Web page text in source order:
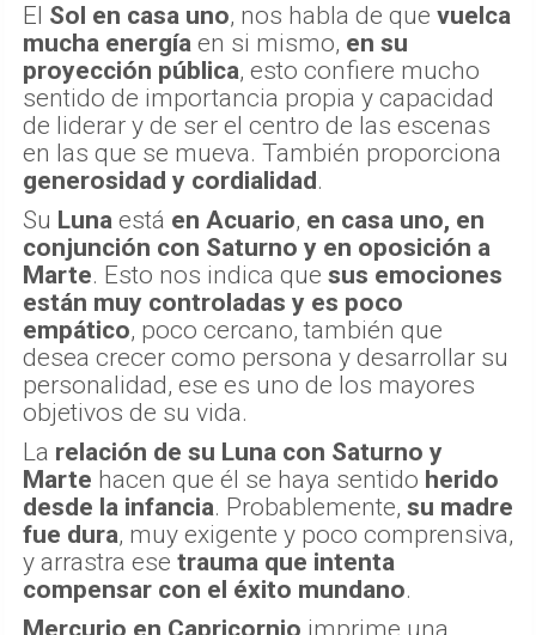
El Sol en casa uno, nos habla de que vuelca
mucha energía en si mismo, en su
proyección pública, esto confiere mucho
sentido de importancia propia y capacidad
de liderar y de ser el centro de las escenas
en las que se mueva. También proporciona
generosidad y cordialidad.
Su Luna está en Acuario, en casa uno, en
conjunción con Saturno y en oposición a
Marte. Esto nos indica que sus emociones
están muy controladas y es poco
empático, poco cercano, también que
desea crecer como persona y desarrollar su
personalidad, ese es uno de los mayores
objetivos de su vida.
La relación de su Luna con Saturno y
Marte hacen que él se haya sentido herido
desde la infancia. Probablemente, su madre
fue dura, muy exigente y poco comprensiva,
y arrastra ese trauma que intenta
compensar con el éxito mundano.
Mercurio en Capricornio imprime una